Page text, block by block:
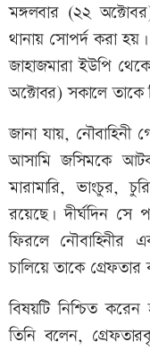
মঙ্গলবার (২২
থানায় সোপর্দ করা
জাহাজমারা ইউপি
অক্টোবর) সকালে তাকে
জানা যায়, নৌবাহিনী
আসামি জসিমকে
মারামারি, ভাংচুর,
রয়েছে। দীর্ঘদিন
ফিরলে নৌবাহিনীর
চালিয়ে তাকে
বিষয়টি নিশ্চিত
তিনি বলেন,